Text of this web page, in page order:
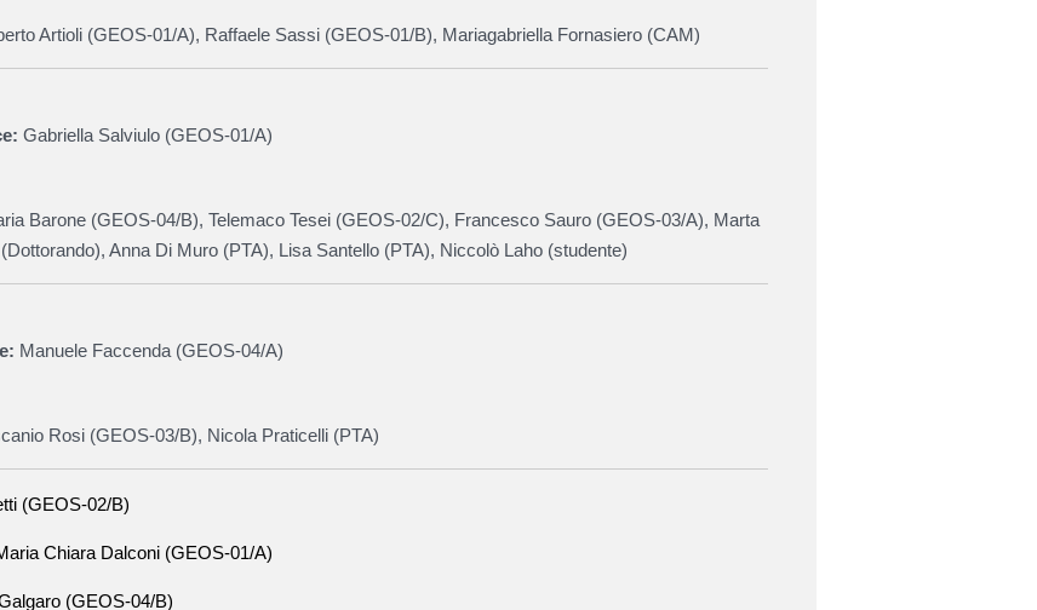
Artioli (GEOS-01/A), Raffaele Sassi (GEOS-01/B), Mariagabriella Fornasiero (CAM)
Gabriella Salviulo (GEOS-01/A)
Barone (GEOS-04/B), Telemaco Tesei (GEOS-02/C), Francesco Sauro (GEOS-03/A), Marta
Anna Di Muro (PTA), Lisa Santello (PTA), Niccolò Laho (studente)
Manuele Faccenda (GEOS-04/A)
Rosi (GEOS-03/B), Nicola Praticelli (PTA)
(GEOS-02/B)
Chiara Dalconi (GEOS-01/A)
(GEOS-04/B)